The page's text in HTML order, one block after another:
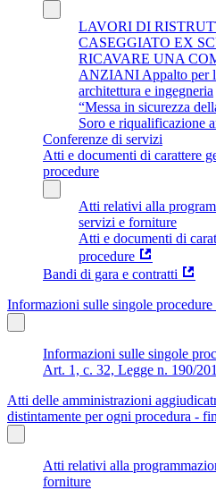
LAVORI DI
CASEGGIATO EX
RICAVARE UNA
ANZIANI Appalto per
architettura e ingegneria
“Messa in sicurezza
Soro e riqualificazione
Conferenze di servizi
Atti e documenti di carattere
procedure
Atti relativi alla
servizi e forniture
Atti e documenti di
procedure
Bandi di gara e contratti
Informazioni sulle singole
Informazioni sulle singole
Art. 1, c. 32, Legge n. 190/
Atti delle amministrazioni
distintamente per ogni procedura -
Atti relativi alla
forniture